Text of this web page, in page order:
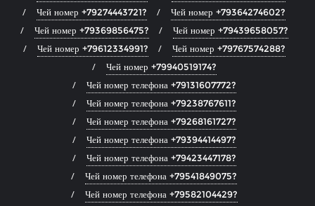
Чей номер +79274443721?
Чей номер +79364274602?
Чей номер +79369856475?
Чей номер +79439658057?
Чей номер +79612334991?
Чей номер +79767574288?
Чей номер +79940519174?
Чей номер телефона +79131607772?
Чей номер телефона +79238767611?
Чей номер телефона +79268161727?
Чей номер телефона +79394414497?
Чей номер телефона +79423447178?
Чей номер телефона +79541849075?
Чей номер телефона +79582104429?